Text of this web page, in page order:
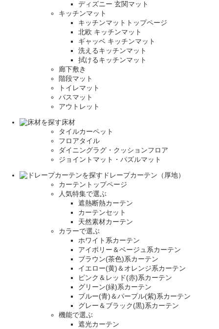
ディズニー 玄関マット
キッチンマット
キッチンマットトップページ
北欧 キッチンマット
ギャッベ キッチンマット
洗えるキッチンマット
拭けるキッチンマット
廊下敷き
階段マット
トイレマット
バスマット
アウトレット
床材
タイルカーペット
フロアタイル
ダイニングラグ・クッションフロア
ジョイントマット・パズルマット
ドレープカーテン（厚地）
カーテントップページ
人気特集で選ぶ
遮熱断熱カーテン
カーテンセット
天然素材カーテン
カラーで選ぶ
ホワイト系カーテン
アイボリー＆ベージュ系カーテン
ブラウン(茶色)系カーテン
イエロー(黄)＆オレンジ系カーテン
ピンク＆レッド(赤)系カーテン
グリーン(緑)系カーテン
ブルー(青)＆パープル(紫)系カーテン
グレー＆ブラック(黒)系カーテン
機能で選ぶ
遮光カーテン